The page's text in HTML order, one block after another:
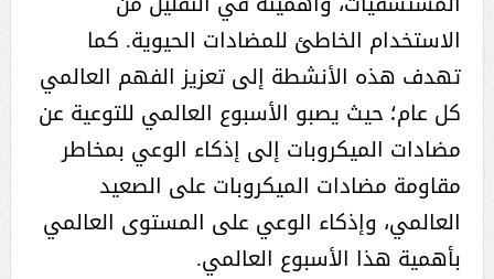
الاستخدام الخاطئ للمضادات الحيوية. كما
تهدف هذه الأنشطة إلى تعزيز الفهم العالمي
كل عام؛ حيث يصبو الأسبوع العالمي للتوعية عن
مضادات الميكروبات إلى إذكاء الوعي بمخاطر
مقاومة مضادات الميكروبات على الصعيد
العالمي، وإذكاء الوعي على المستوى العالمي
بأهمية هذا الأسبوع العالمي.